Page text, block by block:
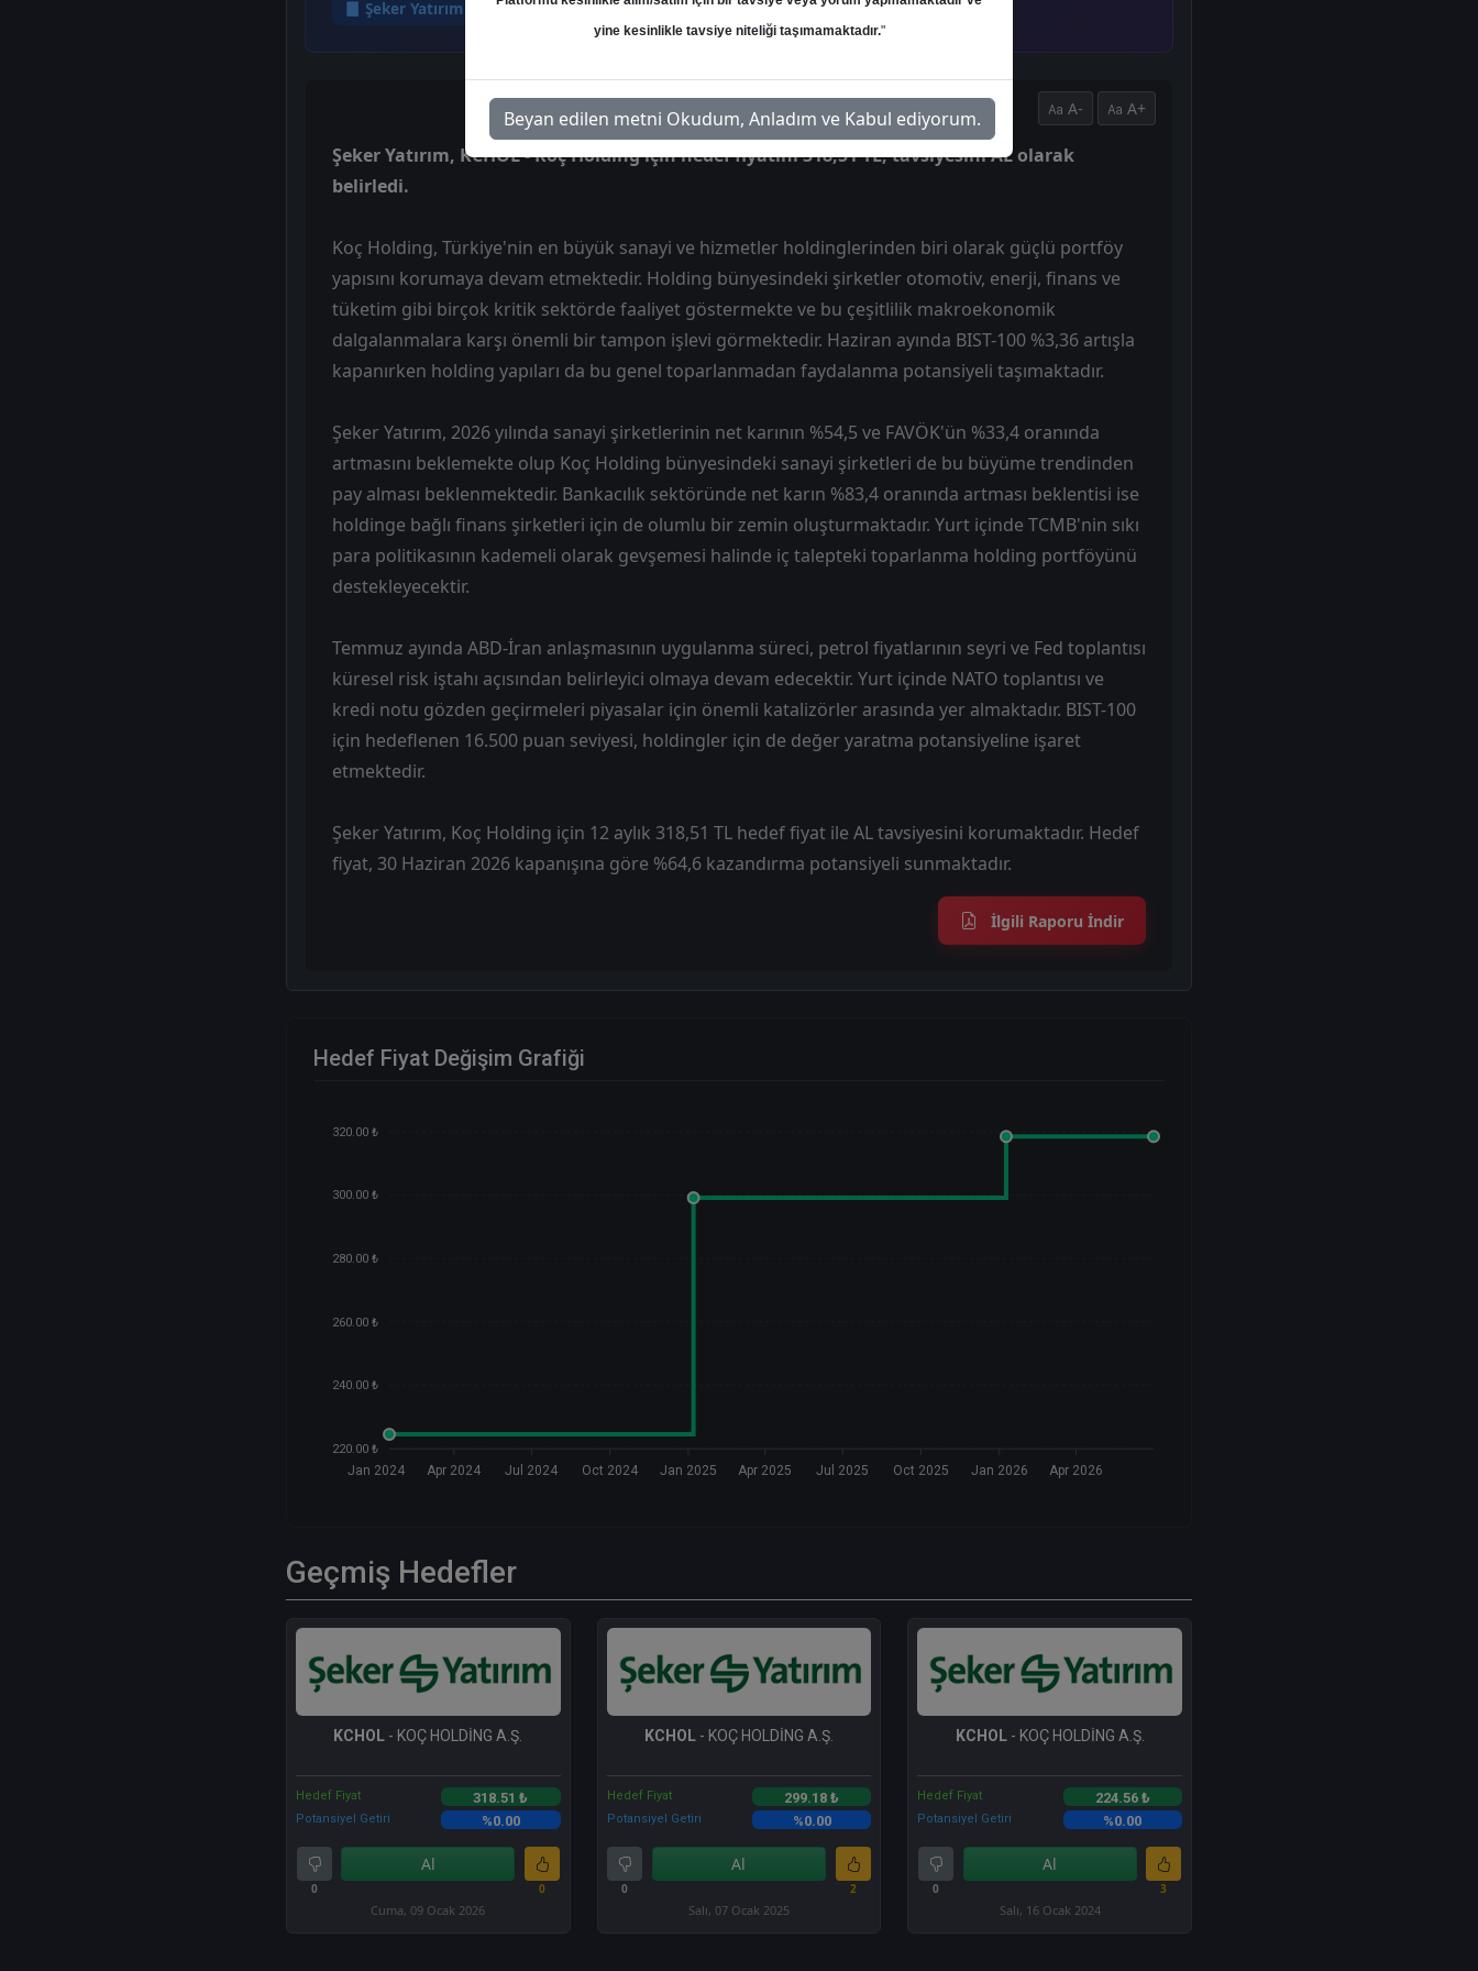
Şeker Yatırım Hedef: 318.51 ₺ Potansiyel: %54.62
A- A+
Şeker Yatırım, KCHOL - Koç Holding için hedef fiyatını 318,51 TL, tavsiyesini AL olarak
belirledi.
Koç Holding, Türkiye'nin en büyük sanayi ve hizmetler holdinglerinden biri olarak güçlü portföy
yapısını korumaya devam etmektedir. Holding bünyesindeki şirketler otomotiv, enerji, finans ve
tüketim gibi birçok kritik sektörde faaliyet göstermekte ve bu çeşitlilik makroekonomik
dalgalanmalara karşı önemli bir tampon işlevi görmektedir. Haziran ayında BIST-100 %3,36 artışla
kapanırken holding yapıları da bu genel toparlanmadan faydalanma potansiyeli taşımaktadır.
Şeker Yatırım, 2026 yılında sanayi şirketlerinin net karının %54,5 ve FAVÖK'ün %33,4 oranında
artmasını beklemekte olup Koç Holding bünyesindeki sanayi şirketleri de bu büyüme trendinden
pay alması beklenmektedir. Bankacılık sektöründe net karın %83,4 oranında artması beklentisi ise
holdinge bağlı finans şirketleri için de olumlu bir zemin oluşturmaktadır. Yurt içinde TCMB'nin sıkı
para politikasının kademeli olarak gevşemesi halinde iç talepteki toparlanma holding portföyünü
destekleyecektir.
Temmuz ayında ABD-İran anlaşmasının uygulanma süreci, petrol fiyatlarının seyri ve Fed toplantısı
küresel risk iştahı açısından belirleyici olmaya devam edecektir. Yurt içinde NATO toplantısı ve
kredi notu gözden geçirmeleri piyasalar için önemli katalizörler arasında yer almaktadır. BIST-100
için hedeflenen 16.500 puan seviyesi, holdingler için de değer yaratma potansiyeline işaret
etmektedir.
Şeker Yatırım, Koç Holding için 12 aylık 318,51 TL hedef fiyat ile AL tavsiyesini korumaktadır. Hedef
fiyat, 30 Haziran 2026 kapanışına göre %64,6 kazandırma potansiyeli sunmaktadır.
İlgili Raporu İndir
Hedef Fiyat Değişim Grafiği
320.00 ₺
300.00 ₺
280.00 ₺
260.00 ₺
240.00 ₺
220.00 ₺
Jan 2024 Apr 2024 Jul 2024 Oct 2024 Jan 2025 Apr 2025 Jul 2025 Oct 2025 Jan 2026 Apr 2026
Geçmiş Hedefler
KCHOL - KOÇ HOLDİNG A.Ş.
Hedef Fiyat 318.51 ₺
Potansiyel Getiri %0.00
0
Al
0
Cuma, 09 Ocak 2026
KCHOL- KOÇ HOLDİNG A.Ş.
Hedef Fiyat 299.18 ₺
Potansiyel Getiri %0.00
0
Al
2
Salı, 07 Ocak 2025
KCHOL- KOÇ HOLDİNG A.Ş.
Hedef Fiyat 224.56 ₺
Potansiyel Getiri %0.00
0
Al
3
Salı, 16 Ocak 2024
yine kesinlikle tavsiye niteliği taşımamaktadır."
Beyan edilen metni Okudum, Anladım ve Kabul ediyorum.